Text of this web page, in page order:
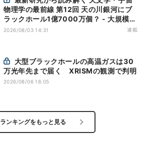
物理学の最前線 第12回 天の川銀河にブ
ラックホール1億7000万個？ - 大規模計
算が描くその分布
2026/08/03 14:31 連載
万光年先まで届く XRISMの観測で判明
2026/08/06 18:05
ランキングをもっと見る